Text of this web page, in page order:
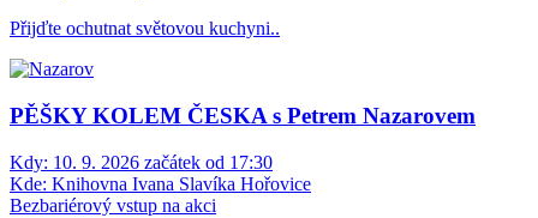
Přijďte ochutnat světovou kuchyni..
PĚŠKY KOLEM ČESKA s Petrem Nazarovem
Kdy: 10. 9. 2026 začátek od 17:30
Kde: Knihovna Ivana Slavíka Hořovice
Bezbariérový vstup na akci